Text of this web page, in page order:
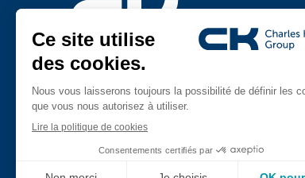
Rejoignez-nous
TeamViewer
CK Support Mac / PC